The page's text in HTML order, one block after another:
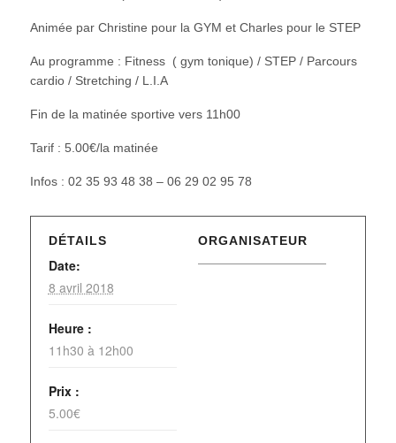
Animée par Christine pour la GYM et Charles pour le STEP
Au programme : Fitness ( gym tonique) / STEP / Parcours
cardio / Stretching / L.I.A
Fin de la matinée sportive vers 11h00
Tarif : 5.00€/la matinée
Infos : 02 35 93 48 38 – 06 29 02 95 78
DÉTAILS
Date:
8 avril 2018
Heure :
11h30 à 12h00
Prix :
5.00€
ORGANISATEUR